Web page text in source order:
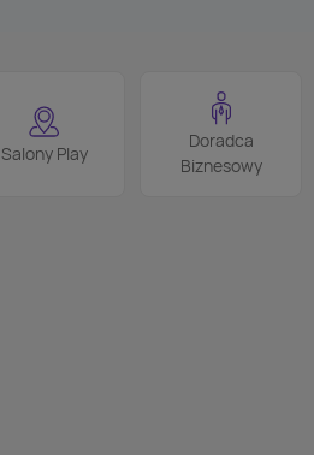
Salony Play
Doradca
Biznesowy